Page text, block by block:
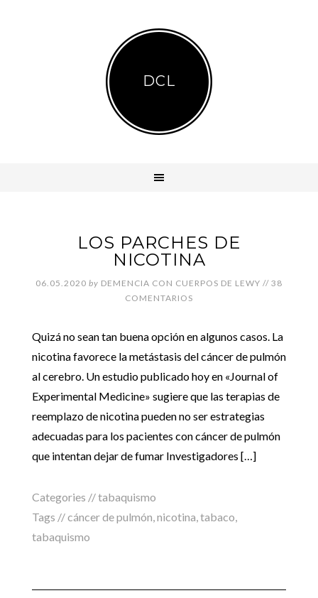
DCL
LOS PARCHES DE
NICOTINA
06.05.2020 by DEMENCIA CON CUERPOS DE LEWY // 38
COMENTARIOS
Quizá no sean tan buena opción en algunos casos. La
nicotina favorece la metástasis del cáncer de pulmón
al cerebro. Un estudio publicado hoy en «Journal of
Experimental Medicine» sugiere que las terapias de
reemplazo de nicotina pueden no ser estrategias
adecuadas para los pacientes con cáncer de pulmón
que intentan dejar de fumar Investigadores […]
Categories //tabaquismo
Tags //cáncer de pulmón,nicotina,tabaco,
tabaquismo